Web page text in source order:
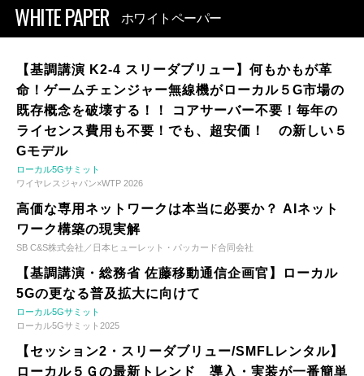
WHITE PAPER ホワイトペーパー
【基調講演 K2-4 スリーダブリュー】何もかもが革
命！ゲームチェンジャー無線機がローカル５G市場の
既存概念を破壊する！！ コアサーバー不要！毎年の
ライセンス費用も不要！でも、超安価！ の新しい５
Gモデル
ローカル5Gサミット
ワイヤレスジャパン×WTP 2026
高価な専用ネットワークは本当に必要か？ AIネット
ワーク構築の現実解
SB C&S株式会社／日本ヒューレット・パッカード合同会社
【基調講演・総務省 佐藤移動通信企画官】ローカル
5Gの更なる普及拡大に向けて
ローカル5Gサミット
ローカル5Gサミット2025
【セッション2・スリーダブリュー/SMFLレンタル】
ローカル５Ｇの最新トレンド 導入・実装が一番簡単